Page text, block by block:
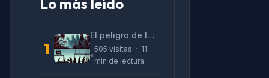
Lo más leído
1
El peligro de las «alucinaciones» y el CV prefabricado
505 visitas · 11
min de lectura